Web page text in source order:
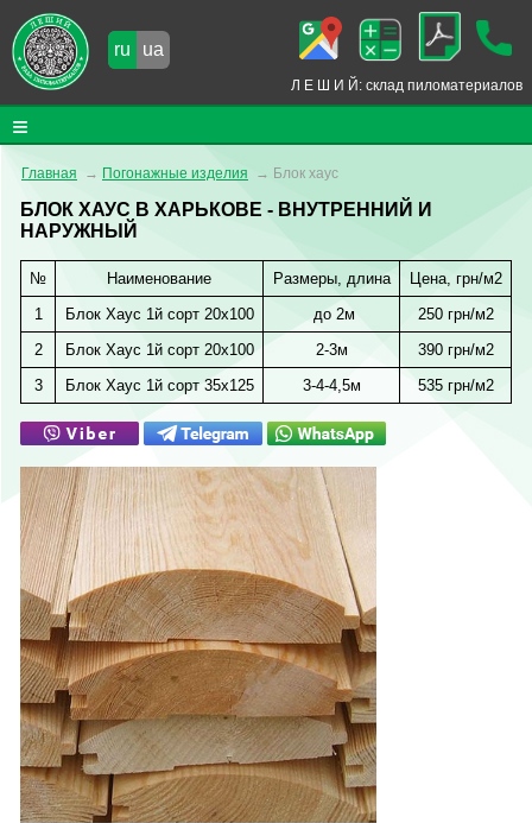
Л Е Ш И Й: склад пиломатериалов
ru ua
Пиломатериалы
Погонажные изделия
Химия для дерева
Услуги
Доставка и оплата
Контакты
Главная → Погонажные изделия → Блок хаус
БЛОК ХАУС В ХАРЬКОВЕ - ВНУТРЕННИЙ И
НАРУЖНЫЙ
№ Наименование Размеры, длина
Цена, грн/м2
1
Блок Хаус 1й сорт 20х100 до 2м
250 грн/м2
2
Блок Хаус 1й сорт 20х100 2-3м
390 грн/м2
3
Блок Хаус 1й сорт 35х125 3-4-4,5м 535 грн/м2